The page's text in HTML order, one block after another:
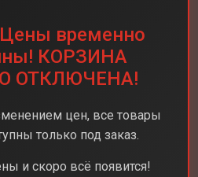
временно
КОРЗИНА
ОТКЛЮЧЕНА!
цен, все товары
только под заказ.
и скоро всё появится!